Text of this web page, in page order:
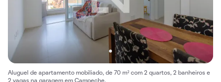
Aluguel de apartamento mobiliado, de 70 m² com 2 quartos, 2 banheiros e
2 vagas na garagem em Campeche.